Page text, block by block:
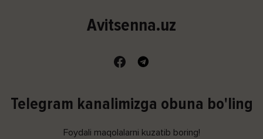
Avitsenna.uz
Telegram kanalimizga obuna bo'ling
Foydali maqolalarni kuzatib boring!